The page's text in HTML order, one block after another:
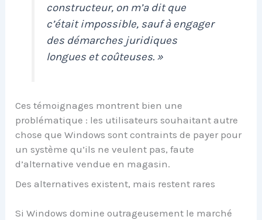
constructeur, on m’a dit que
c’était impossible, sauf à engager
des démarches juridiques
longues et coûteuses. »
Ces témoignages montrent bien une
problématique : les utilisateurs souhaitant autre
chose que Windows sont contraints de payer pour
un système qu’ils ne veulent pas, faute
d’alternative vendue en magasin.
Des alternatives existent, mais restent rares
Si Windows domine outrageusement le marché